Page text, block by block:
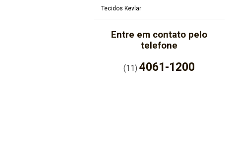
Tecidos Kevlar
Entre em contato pelo
telefone
(11)4061-1200